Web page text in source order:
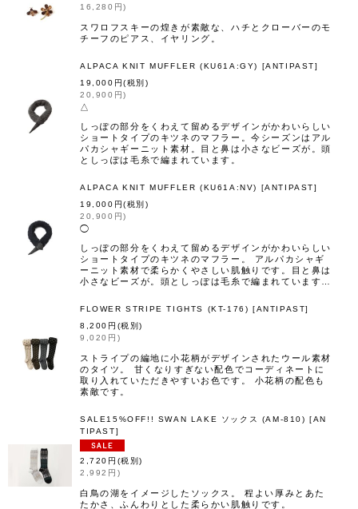
16,280 円)
スワロフスキーの煌きが素敵な、ハチとクローバーのモ
チーフのピアス、イヤリング。
ALPACA KNIT MUFFLER (KU61A:GY) [ANTIPAST]
19,000 円(税別)
20,900 円)
△
しっぽの部分をくわえて留めるデザインがかわいらしい
ショートタイプのキツネのマフラー。今シーズンはアル
パカシャギーニット素材。目と鼻は小さなビーズが。頭
としっぽは毛糸で編まれています。
ALPACA KNIT MUFFLER (KU61A:NV) [ANTIPAST]
19,000 円(税別)
20,900 円)
◯
しっぽの部分をくわえて留めるデザインがかわいらしい
ショートタイプのキツネのマフラー。 アルパカシャギ
ーニット素材で柔らかくやさしい肌触りです。目と鼻は
小さなビーズが。頭としっぽは毛糸で編まれています…
FLOWER STRIPE TIGHTS (KT-176) [ANTIPAST]
8,200 円 (税別)
9,020 円 )
ストライプの編地に小花柄がデザインされたウール素材
のタイツ。 甘くなりすぎない配色でコーディネートに
取り入れていただきやすいお色です。 小花柄の配色も
素敵です。
SALE15%OFF!! SWAN LAKE ソックス (AM-810) [AN
TIPAST]
2,720 円 (税別)
2,992 円 )
白鳥の湖をイメージしたソックス。 程よい厚みとあた
たかさ、ふんわりとした柔らかい肌触りです。